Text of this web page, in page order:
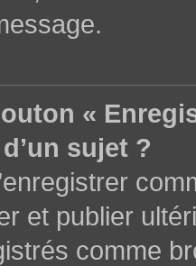
«
sujet ?
et publier
comme